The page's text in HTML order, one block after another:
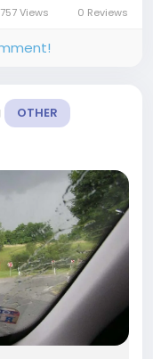
757 Views 0 Reviews
OTHER